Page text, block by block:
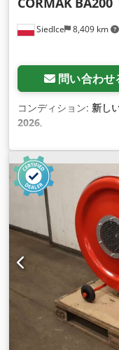
Siedlce 8,409 km
問い合わせ
コンディション: 新し
2026,